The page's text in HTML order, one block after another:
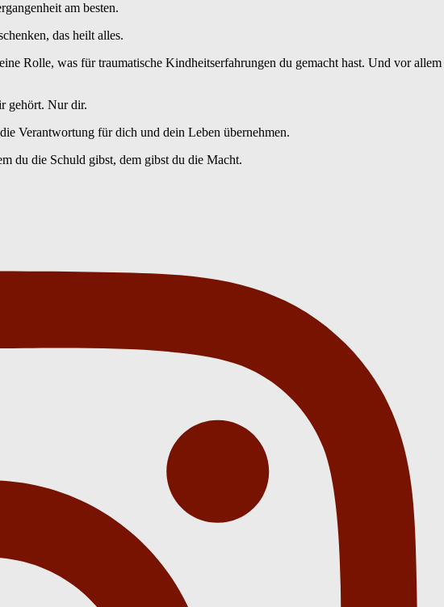
am besten.
das heilt alles.
Rolle, was für traumatische Kindheitserfahrungen du gemacht hast. Und vor
gehört. Nur dir.
Verantwortung für dich und dein Leben übernehmen.
du die Schuld gibst, dem gibst du die Macht.